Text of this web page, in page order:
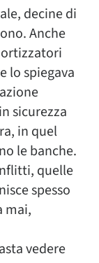
decine di
Anche
lo spiegava
sicurezza
in quel
le banche.
quelle
spesso
mai,
vedere